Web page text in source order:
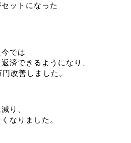
ットになった
では
済できるようになり、
改善しました。
り、
なりました。